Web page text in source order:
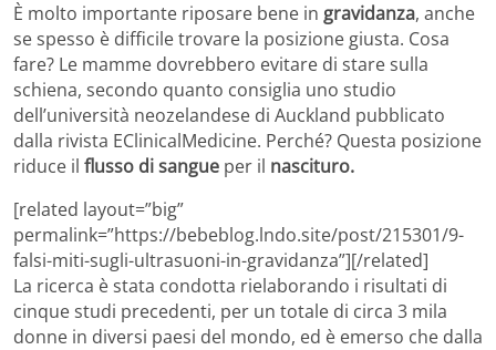
È molto importante riposare bene in gravidanza, anche
se spesso è difficile trovare la posizione giusta. Cosa
fare? Le mamme dovrebbero evitare di stare sulla
schiena, secondo quanto consiglia uno studio
dell’università neozelandese di Auckland pubblicato
dalla rivista EClinicalMedicine. Perché? Questa posizione
riduce il flusso di sangue per il nascituro.
[related layout=”big”
permalink=”https://bebeblog.lndo.site/post/215301/9-
falsi-miti-sugli-ultrasuoni-in-gravidanza”][/related]
La ricerca è stata condotta rielaborando i risultati di
cinque studi precedenti, per un totale di circa 3 mila
donne in diversi paesi del mondo, ed è emerso che dalla